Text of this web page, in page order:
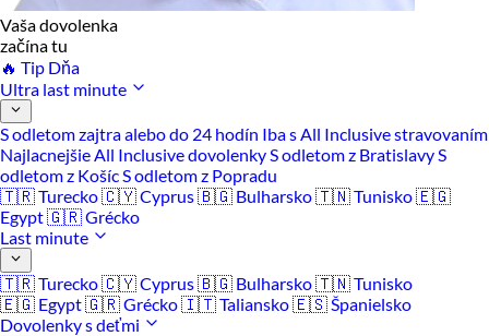
Vaša dovolenka
začína tu
🔥 Tip Dňa
Ultra last minute
S odletom zajtra alebo do 24 hodín Iba s All Inclusive stravovaním
Najlacnejšie All Inclusive dovolenkyS odletom z BratislavyS
odletom z KošícS odletom z Popradu
🇹🇷 Turecko🇨🇾 Cyprus🇧🇬 Bulharsko🇹🇳 Tunisko🇪🇬
Egypt🇬🇷 Grécko
Last minute
🇹🇷 Turecko🇨🇾 Cyprus🇧🇬 Bulharsko🇹🇳 Tunisko
🇪🇬 Egypt🇬🇷 Grécko🇮🇹 Taliansko🇪🇸 Španielsko
Dovolenky s deťmi